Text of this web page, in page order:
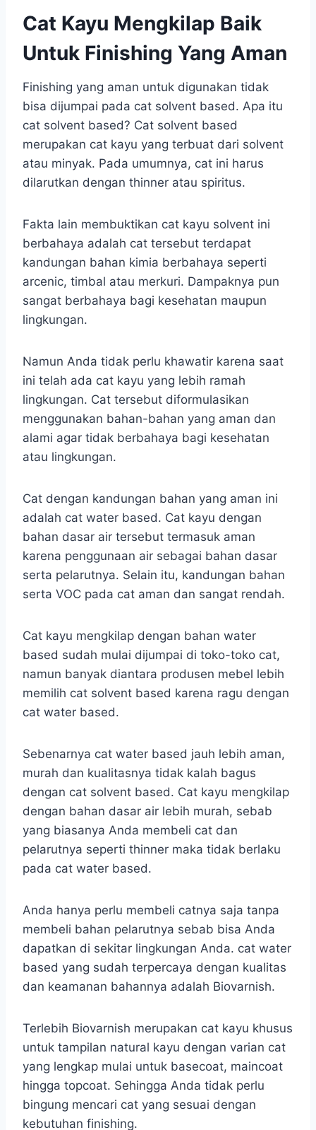
Cat Kayu Mengkilap Baik
Untuk Finishing Yang Aman
Finishing yang aman untuk digunakan tidak
bisa dijumpai pada cat solvent based. Apa itu
cat solvent based? Cat solvent based
merupakan cat kayu yang terbuat dari solvent
atau minyak. Pada umumnya, cat ini harus
dilarutkan dengan thinner atau spiritus.
Fakta lain membuktikan cat kayu solvent ini
berbahaya adalah cat tersebut terdapat
kandungan bahan kimia berbahaya seperti
arcenic, timbal atau merkuri. Dampaknya pun
sangat berbahaya bagi kesehatan maupun
lingkungan.
Namun Anda tidak perlu khawatir karena saat
ini telah ada cat kayu yang lebih ramah
lingkungan. Cat tersebut diformulasikan
menggunakan bahan-bahan yang aman dan
alami agar tidak berbahaya bagi kesehatan
atau lingkungan.
Cat dengan kandungan bahan yang aman ini
adalah cat water based. Cat kayu dengan
bahan dasar air tersebut termasuk aman
karena penggunaan air sebagai bahan dasar
serta pelarutnya. Selain itu, kandungan bahan
serta VOC pada cat aman dan sangat rendah.
Cat kayu mengkilap dengan bahan water
based sudah mulai dijumpai di toko-toko cat,
namun banyak diantara produsen mebel lebih
memilih cat solvent based karena ragu dengan
cat water based.
Sebenarnya cat water based jauh lebih aman,
murah dan kualitasnya tidak kalah bagus
dengan cat solvent based. Cat kayu mengkilap
dengan bahan dasar air lebih murah, sebab
yang biasanya Anda membeli cat dan
pelarutnya seperti thinner maka tidak berlaku
pada cat water based.
Anda hanya perlu membeli catnya saja tanpa
membeli bahan pelarutnya sebab bisa Anda
dapatkan di sekitar lingkungan Anda. cat water
based yang sudah terpercaya dengan kualitas
dan keamanan bahannya adalah Biovarnish.
Terlebih Biovarnish merupakan cat kayu khusus
untuk tampilan natural kayu dengan varian cat
yang lengkap mulai untuk basecoat, maincoat
hingga topcoat. Sehingga Anda tidak perlu
bingung mencari cat yang sesuai dengan
kebutuhan finishing.